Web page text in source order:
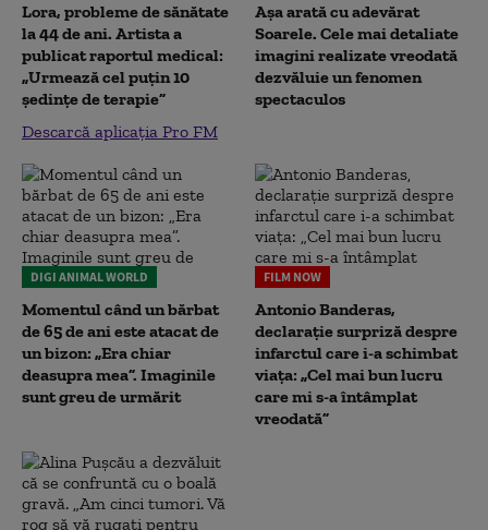
Lora, probleme de sănătate
la 44 de ani. Artista a
publicat raportul medical:
„Urmează cel puțin 10
ședințe de terapie”
Descarcă aplicația Pro FM
Așa arată cu adevărat
Soarele. Cele mai detaliate
imagini realizate vreodată
dezvăluie un fenomen
spectaculos
DIGI ANIMAL WORLD
Momentul când un bărbat
de 65 de ani este atacat de
un bizon: „Era chiar
deasupra mea”. Imaginile
sunt greu de urmărit
FILM NOW
Antonio Banderas,
declarație surpriză despre
infarctul care i-a schimbat
viața: „Cel mai bun lucru
care mi s-a întâmplat
vreodată”